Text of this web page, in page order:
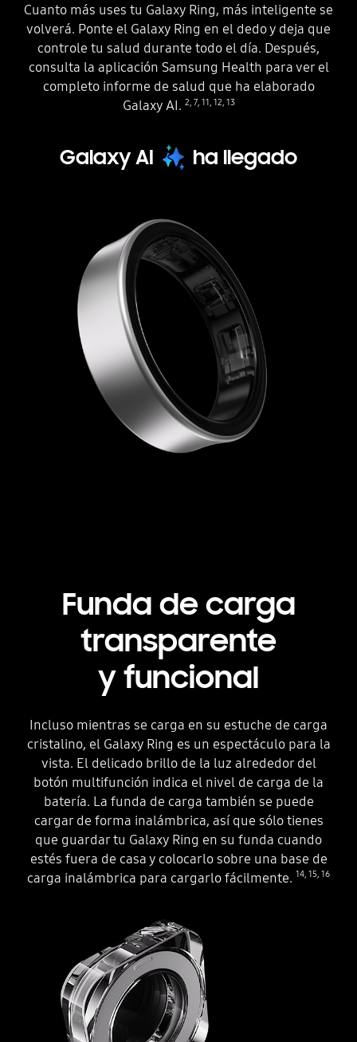
Cuanto más uses tu Galaxy Ring, más inteligente se
volverá. Ponte el Galaxy Ring en el dedo y deja que
controle tu salud durante todo el día. Después,
consulta la aplicación Samsung Health para ver el
completo informe de salud que ha elaborado
Galaxy AI. 2 7, 11 12 13
Galaxy AI ha llegado
Funda de carga
transparente
y funcional
Incluso mientras se carga en su estuche de carga
cristalino, el Galaxy Ring es un espectáculo para la
vista. El delicado brillo de la luz alrededor del
botón multifunción indica el nivel de carga de la
batería. La funda de carga también se puede
cargar de forma inalámbrica, así que sólo tienes
que guardar tu Galaxy Ring en su funda cuando
estés fuera de casa y colocarlo sobre una base de
carga inalámbrica para cargarlo fácilmente. 14, 15, 16